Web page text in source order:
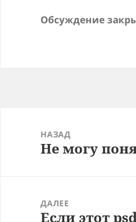
Обсуждение
записям
НАЗАД
Предыдущая
Не могу
ДАЛЕЕ
Следующая
Если этот